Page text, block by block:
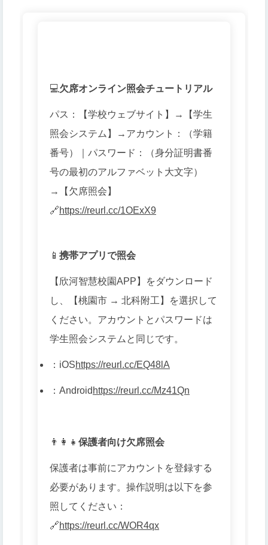
💻欠席オンライン照会チュートリアル
パス：【学校ウェブサイト】→【学生
照会システム】→アカウント：（学籍
番号）｜パスワード：（身分証明書番
号の最初のアルファベット大文字）
→【欠席照会】
🔗https://reurl.cc/1OExX9
📱 携帯アプリで照会
【欣河智慧校園APP】をダウンロード
し、【桃園市 → 北科附工】を選択して
ください。アカウントとパスワードは
学生照会システムと同じです。
： iOShttps://reurl.cc/EQ48lA
： Android https://reurl.cc/Mz41Qn
👨👩👧 保護者向け欠席照会
保護者は事前にアカウントを登録する
必要があります。操作説明は以下を参
照してください：
🔗https://reurl.cc/WOR4qx